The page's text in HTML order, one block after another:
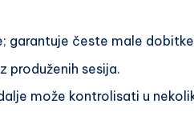
garantuje česte male
produženih sesija.
može kontrolisati u